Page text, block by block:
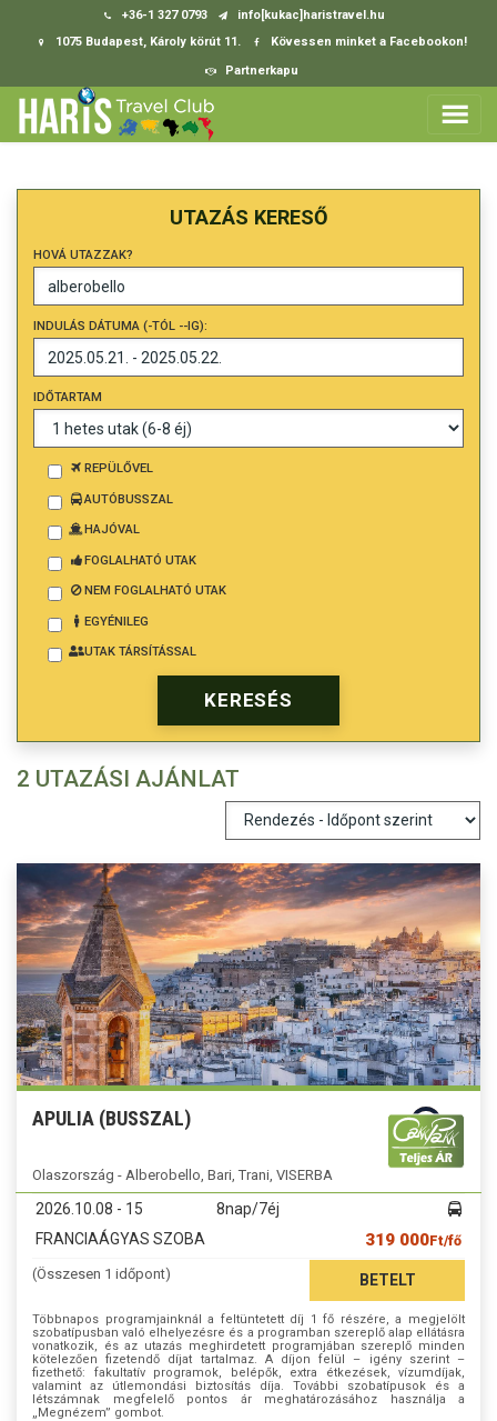
+36-1 327 0793
info[kukac]haristravel.hu
1075 Budapest, Károly körút 11.
Kövessen minket a Facebookon!
Partnerkapu
UTAZÁS KERESŐ
HOVÁ UTAZZAK?
INDULÁS DÁTUMA (-TÓL --IG):
IDŐTARTAM
REPÜLŐVEL
AUTÓBUSSZAL
HAJÓVAL
FOGLALHATÓ UTAK
NEM FOGLALHATÓ UTAK
EGYÉNILEG
UTAK TÁRSÍTÁSSAL
2 UTAZÁSI AJÁNLAT
APULIA (BUSSZAL)
Olaszország - Alberobello, Bari, Trani, VISERBA
2026.10.08 - 15
8nap/7éj
FRANCIAÁGYAS SZOBA
319 000Ft/fő
(Összesen 1 időpont) BETELT
Többnapos programjainknál a feltüntetett díj 1 fő részére, a megjelölt
szobatípusban való elhelyezésre és a programban szereplő alap ellátásra
vonatkozik, és az utazás meghirdetett programjában szereplő minden
kötelezően fizetendő díjat tartalmaz. A díjon felül – igény szerint –
fizethető: fakultatív programok, belépők, extra étkezések, vízumdíjak,
valamint az útlemondási biztosítás díja. További szobatípusok és a
létszámnak megfelelő pontos ár meghatározásához használja a
„Megnézem” gombot.